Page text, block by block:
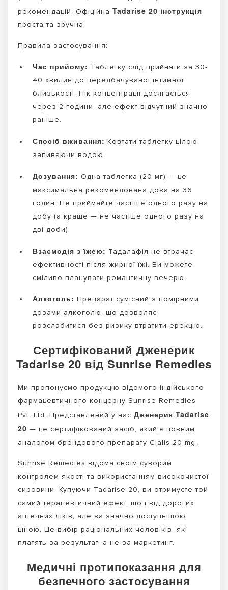
рекомендацій. Офіційна Tadarise 20 інструкція
проста та зручна.
Правила застосування:
Час прийому: Таблетку слід прийняти за 30-
40 хвилин до передбачуваної інтимної
близькості. Пік концентрації досягається
через 2 години, але ефект відчутний значно
раніше.
Спосіб вживання: Ковтати таблетку цілою,
запиваючи водою.
Дозування: Одна таблетка (20 мг) — це
максимальна рекомендована доза на 36
годин. Не приймайте частіше одного разу на
добу (а краще — не частіше одного разу на
дві доби).
Взаємодія з їжею: Тадалафіл не втрачає
ефективності після жирної їжі. Ви можете
сміливо планувати романтичну вечерю.
Алкоголь: Препарат сумісний з помірними
дозами алкоголю, що дозволяє
розслабитися без ризику втратити ерекцію.
Сертифікований Дженерик
Tadarise 20 від Sunrise Remedies
Ми пропонуємо продукцію відомого індійського
фармацевтичного концерну Sunrise Remedies
Pvt. Ltd. Представлений у нас Дженерик Tadarise
20 — це сертифікований засіб, який є повним
аналогом брендового препарату Cialis 20 mg.
Sunrise Remedies відома своїм суворим
контролем якості та використанням високочистої
сировини. Купуючи Tadarise 20, ви отримуєте той
самий терапевтичний ефект, що і від дорогих
аптечних ліків, але за значно доступнішою
ціною. Це вибір раціональних чоловіків, які
платять за результат, а не за маркетинг.
Медичні протипоказання для
безпечного застосування